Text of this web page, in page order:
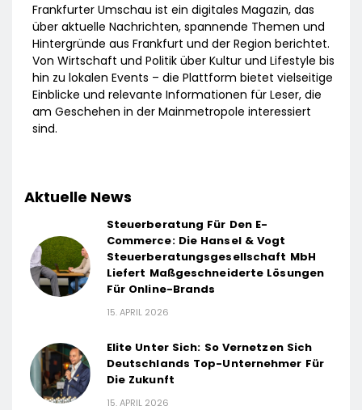
Frankfurter Umschau ist ein digitales Magazin, das
über aktuelle Nachrichten, spannende Themen und
Hintergründe aus Frankfurt und der Region berichtet.
Von Wirtschaft und Politik über Kultur und Lifestyle bis
hin zu lokalen Events – die Plattform bietet vielseitige
Einblicke und relevante Informationen für Leser, die
am Geschehen in der Mainmetropole interessiert
sind.
Aktuelle News
Steuerberatung Für Den E-
Commerce: Die Hansel & Vogt
Steuerberatungsgesellschaft MbH
Liefert Maßgeschneiderte Lösungen
Für Online-Brands
15. APRIL 2026
Elite Unter Sich: So Vernetzen Sich
Deutschlands Top-Unternehmer Für
Die Zukunft
15. APRIL 2026